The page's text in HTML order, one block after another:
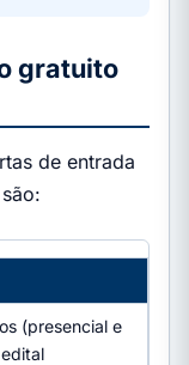
gratuito
de entrada
(presencial e